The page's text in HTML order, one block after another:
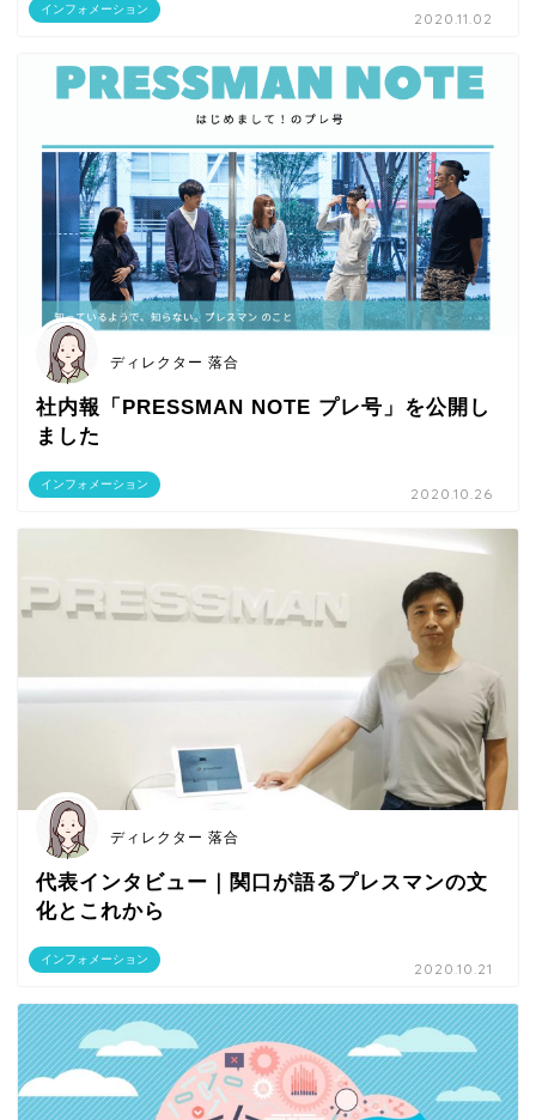
インフォメーション
2020.11.02
インフォメーション
ディレクター 落合
社内報「PRESSMAN NOTE プレ号」を公開し
ました
2020.10.26
インフォメーション
ディレクター 落合
代表インタビュー｜関口が語るプレスマンの文
化とこれから
2020.10.21